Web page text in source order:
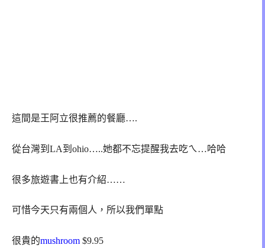
這間是王阿立很推薦的餐廳….
從台灣到LA到ohio…..她都不忘提醒我去吃ㄟ…哈哈
很多旅遊書上也有介紹……
可惜今天只有兩個人，所以我們單點
很貴的mushroom $9.95